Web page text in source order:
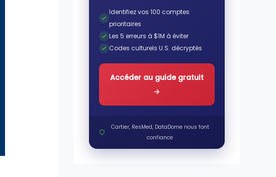
Identifiez vos 100 comptes
prioritaires
Les 5 erreurs à $1M à éviter
Codes culturels U.S. décryptés
Accéder au guide gratuit
→
Cartier, ResMed, DataDome nous font
confiance